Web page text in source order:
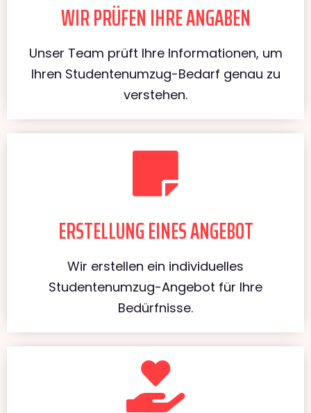
WIR PRÜFEN IHRE ANGABEN
Unser Team prüft Ihre Informationen, um
Ihren Studentenumzug-Bedarf genau zu
verstehen.
ERSTELLUNG EINES ANGEBOT
Wir erstellen ein individuelles
Studentenumzug-Angebot für Ihre
Bedürfnisse.